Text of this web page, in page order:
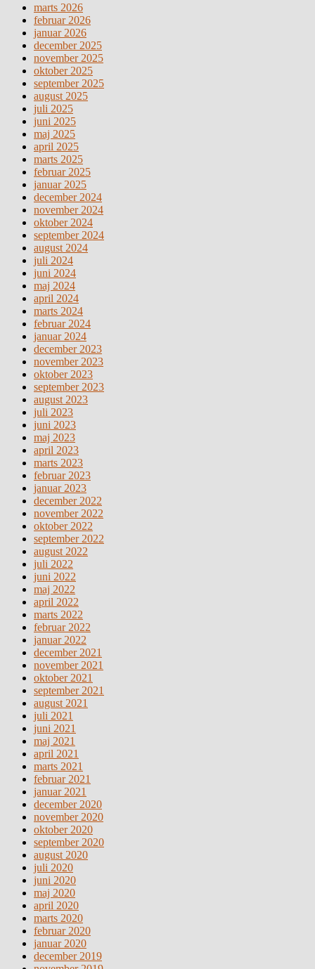
marts 2026
februar 2026
januar 2026
december 2025
november 2025
oktober 2025
september 2025
august 2025
juli 2025
juni 2025
maj 2025
april 2025
marts 2025
februar 2025
januar 2025
december 2024
november 2024
oktober 2024
september 2024
august 2024
juli 2024
juni 2024
maj 2024
april 2024
marts 2024
februar 2024
januar 2024
december 2023
november 2023
oktober 2023
september 2023
august 2023
juli 2023
juni 2023
maj 2023
april 2023
marts 2023
februar 2023
januar 2023
december 2022
november 2022
oktober 2022
september 2022
august 2022
juli 2022
juni 2022
maj 2022
april 2022
marts 2022
februar 2022
januar 2022
december 2021
november 2021
oktober 2021
september 2021
august 2021
juli 2021
juni 2021
maj 2021
april 2021
marts 2021
februar 2021
januar 2021
december 2020
november 2020
oktober 2020
september 2020
august 2020
juli 2020
juni 2020
maj 2020
april 2020
marts 2020
februar 2020
januar 2020
december 2019